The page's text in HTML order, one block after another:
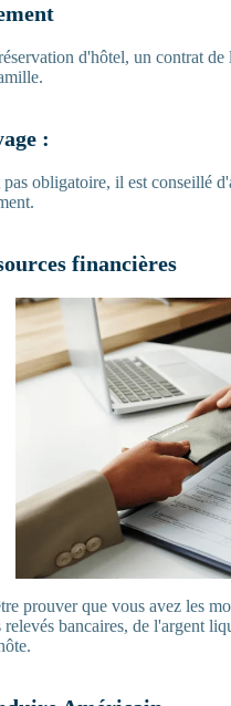
d'hôtel, un contrat
:
obligatoire, il est conseillé
financières
prouver que vous avez les
bancaires, de l'argent